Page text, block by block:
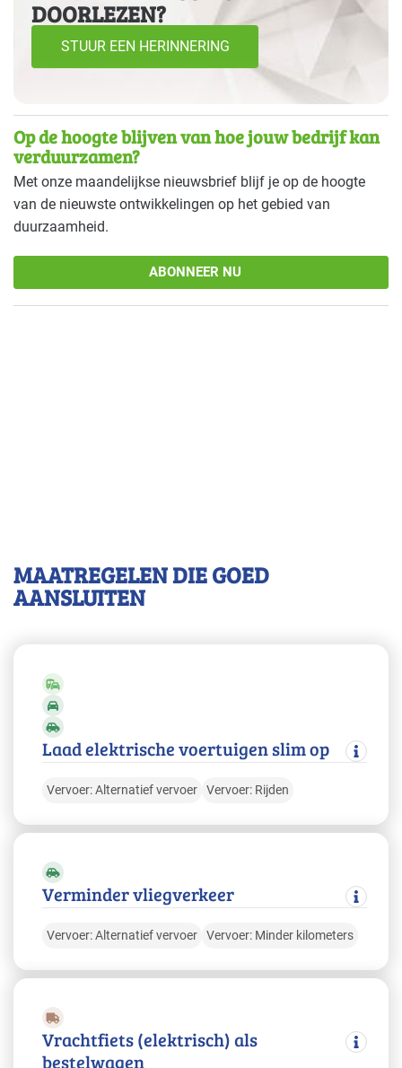
DOORLEZEN?
STUUR EEN HERINNERING
Op de hoogte blijven van hoe jouw bedrijf kan
verduurzamen?
Met onze maandelijkse nieuwsbrief blijf je op de hoogte
van de nieuwste ontwikkelingen op het gebied van
duurzaamheid.
ABONNEER NU
MAATREGELEN DIE GOED
AANSLUITEN
Laad elektrische voertuigen slim op
Vervoer: Alternatief vervoer Vervoer: Rijden
Verminder vliegverkeer
Vervoer: Alternatief vervoer Vervoer: Minder kilometers
Vrachtfiets (elektrisch) als
bestelwagen